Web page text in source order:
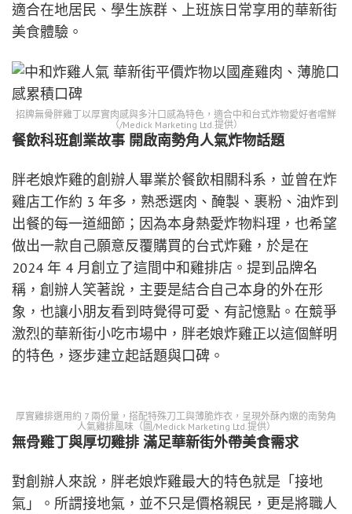
適合在地居民、學生族群、上班族日常享用的華新街
美食體驗。
招牌無骨胖雞丁以厚實肉感與多汁口感為特色，適合中和台式炸物愛好者嚐鮮
（/Medick Marketing Ltd.提供）
餐飲科班創業故事 開啟南勢角人氣炸物話題
胖老娘炸雞的創辦人畢業於餐飲相關科系，並曾在炸
雞店工作約 3 年多，熟悉選肉、醃製、裹粉、油炸到
出餐的每一道細節；因為本身熱愛炸物料理，也希望
做出一款自己願意反覆購買的台式炸雞，於是在
2024 年 4 月創立了這間中和雞排店。提到品牌名
稱，創辦人笑著說，主要是結合自己本身的外在形
象，也讓小朋友看到時覺得可愛、有記憶點。在競爭
激烈的華新街小吃市場中，胖老娘炸雞正以這個鮮明
的特色，逐步建立起話題與口碑。
厚實雞排選用約 7 兩份量，搭配特殊刀工與薄脆炸衣，呈現外酥內嫩的南勢角
人氣雞排風味（圖/Medick Marketing Ltd.提供）
無骨雞丁與厚切雞排 滿足華新街外帶美食需求
對創辦人來說，胖老娘炸雞最大的特色就是「接地
氣」。所謂接地氣，並不只是價格親民，更是將職人